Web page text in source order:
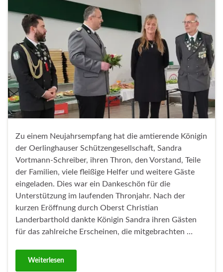
Zu einem Neujahrsempfang hat die amtierende Königin
der Oerlinghauser Schützengesellschaft, Sandra
Vortmann-Schreiber, ihren Thron, den Vorstand, Teile
der Familien, viele fleißige Helfer und weitere Gäste
eingeladen. Dies war ein Dankeschön für die
Unterstützung im laufenden Thronjahr. Nach der
kurzen Eröffnung durch Oberst Christian
Landerbarthold dankte Königin Sandra ihren Gästen
für das zahlreiche Erscheinen, die mitgebrachten …
Weiterlesen